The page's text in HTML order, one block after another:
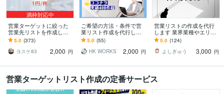
満枠対応中
営業ターゲットに絞った
営業先リストを作成しま
す 1円/件～ ご希望の業
種×地域で素早く納品しま
す。
5.0 (373)
ヨスケ83
2,000 円
ご希望の方法・条件で営
業リスト作成を代行しま
す 豊富な対応実績！リス
ト作成からフォーム送信
までサポート！
5.0 (55)
HK WORKS
2,000 円
営業リストの作成を代行
します 業界業種やエリア
は問わず店舗や企業情報
を取得します！
5.0 (124)
よしぎゅう
3,000 円
営業ターゲットリスト作成の定番サービス